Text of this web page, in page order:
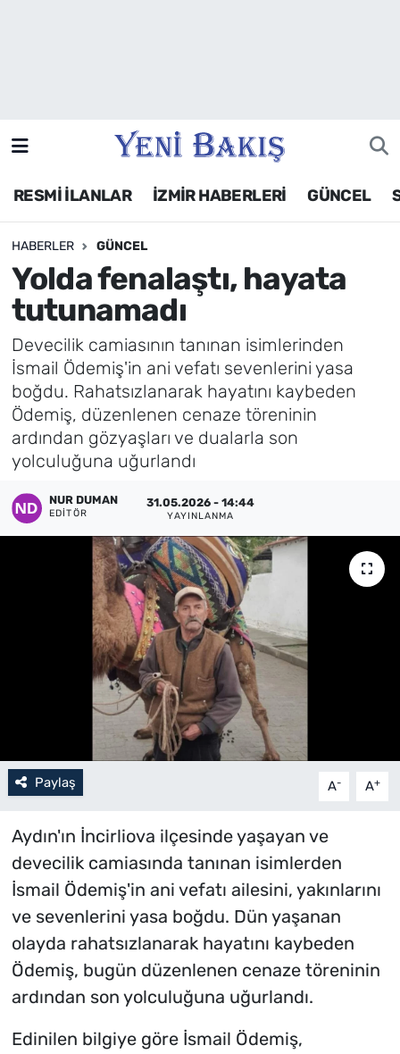
RESMİ İLANLAR İZMİR HABERLERİ GÜNCEL
HABERLER GÜNCEL
Yolda fenalaştı, hayata
tutunamadı
Devecilik camiasının tanınan isimlerinden
İsmail Ödemiş'in ani vefatı sevenlerini yasa
boğdu. Rahatsızlanarak hayatını kaybeden
Ödemiş, düzenlenen cenaze töreninin
ardından gözyaşları ve dualarla son
yolculuğuna uğurlandı
NUR DUMAN
EDITÖR
31.05.2026 - 14:44
YAYINLANMA
Paylaş A- A+
Aydın'ın İncirliova ilçesinde yaşayan ve
devecilik camiasında tanınan isimlerden
İsmail Ödemiş'in ani vefatı ailesini, yakınlarını
ve sevenlerini yasa boğdu. Dün yaşanan
olayda rahatsızlanarak hayatını kaybeden
Ödemiş, bugün düzenlenen cenaze töreninin
ardından son yolculuğuna uğurlandı.
Edinilen bilgiye göre İsmail Ödemiş,
Siyaset
Asayiş / Polis-Adliye
Spor
Magazin
Foto Galeri
Künye